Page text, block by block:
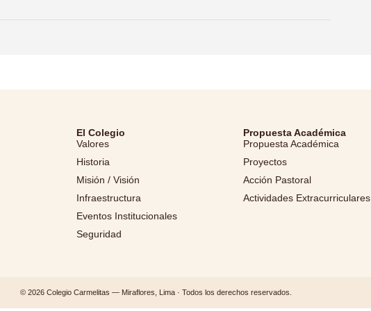
El Colegio
Valores
Historia
Misión / Visión
Infraestructura
Eventos Institucionales
Seguridad
Propuesta Académica
Propuesta Académica
Proyectos
Acción Pastoral
Actividades Extracurriculares
© 2026 Colegio Carmelitas — Miraflores, Lima · Todos los derechos reservados.